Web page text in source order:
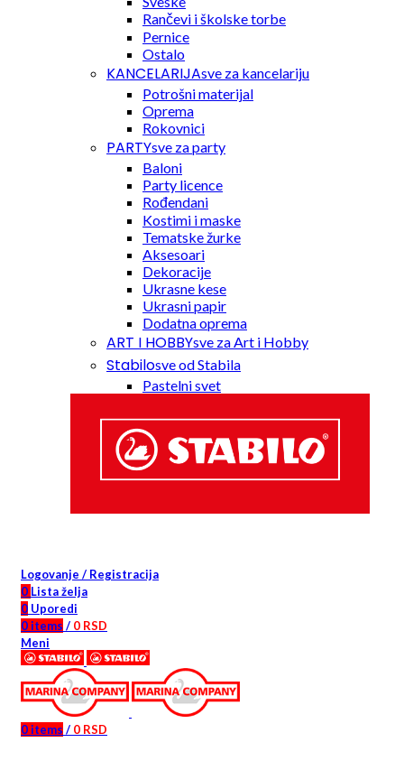
Rančevi i školske torbe
Pernice
Ostalo
KANCELARIJAsve za kancelariju
Potrošni materijal
Oprema
Rokovnici
PARTYsve za party
Baloni
Party licence
Rođendani
Kostimi i maske
Tematske žurke
Aksesoari
Dekoracije
Ukrasne kese
Ukrasni papir
Dodatna oprema
ART I HOBBYsve za Art i Hobby
Stabilosve od Stabila
Pastelni svet
Logovanje / Registracija
0 Lista želja
0 Uporedi
0items / 0 RSD
Meni
0items / 0 RSD